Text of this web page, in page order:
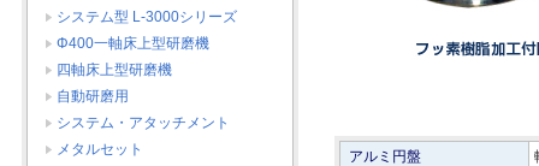
アルミ円盤
システム型 L-3000シリーズ
Φ400一軸床上型研磨機
四軸床上型研磨機
自動研磨用
システム・アタッチメント
メタルセット